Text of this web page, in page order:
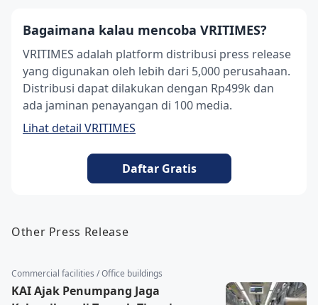
Bagaimana kalau mencoba VRITIMES?
VRITIMES adalah platform distribusi press release
yang digunakan oleh lebih dari 5,000 perusahaan.
Distribusi dapat dilakukan dengan Rp499k dan
ada jaminan penayangan di 100 media.
Lihat detail VRITIMES
Daftar Gratis
Other Press Release
Commercial facilities / Office buildings
KAI Ajak Penumpang Jaga